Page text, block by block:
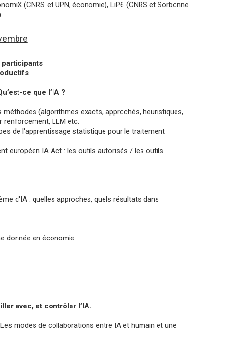
(CNRS et UPN, économie), LiP6 (CNRS et Sorbonne
participants
ce que l’IA ?
(algorithmes exacts, approchés, heuristiques,
renforcement, LLM etc.
de l'apprentissage statistique pour le traitement
européen IA Act : les outils autorisés / les outils
d'IA : quelles approches, quels résultats dans
donnée en économie.
avec, et contrôler l’IA.
modes de collaborations entre IA et humain et une